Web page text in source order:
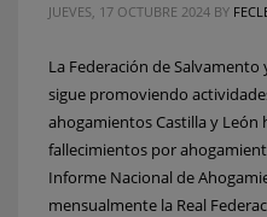
JUEVES, 17 OCTUBRE 2024 BY
La Federación de
sigue promoviendo
ahogamientos Castilla y
fallecimientos por
Informe Nacional de
mensualmente la Real